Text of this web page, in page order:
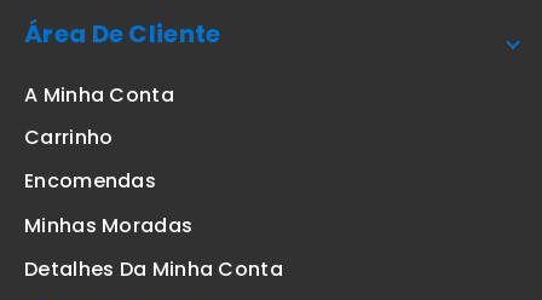
Área De Cliente
A Minha Conta
Carrinho
Encomendas
Minhas Moradas
Detalhes Da Minha Conta